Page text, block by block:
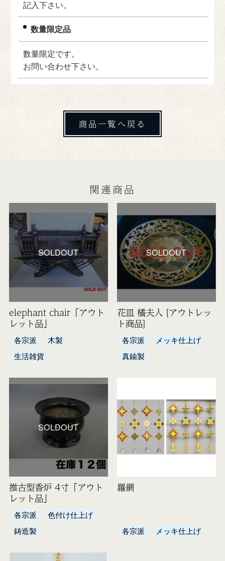
記入下さい。
数量限定品
数量限定です。
お問い合わせ下さい。
商品一覧へ戻る
関連商品
SOLDOUT
elephant chair「アウト
レット品」
各宗派
木製
生活雑貨
SOLDOUT
花皿 橘夫人 [アウトレッ
ト商品]
各宗派
メッキ仕上げ
真鍮製
SOLDOUT
推古型香炉 4寸「アウト
レット品」
各宗派
色付け仕上げ
鋳造製
羅網
各宗派 メッキ仕上げ